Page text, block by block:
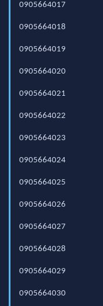
0905664017
0905664018
0905664019
0905664020
0905664021
0905664022
0905664023
0905664024
0905664025
0905664026
0905664027
0905664028
0905664029
0905664030